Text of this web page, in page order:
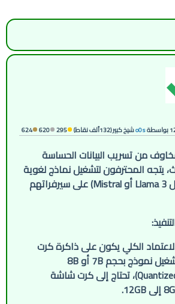
بواسطةo0sشيخ كبير(132ألف نقاط) 295
620
624
من تسريب البيانات الحساسة
يتجه المحترفون لتشغيل نماذج لغوية
مفتوحة المصدر (مثل Llama 3 أو Mistral) على سيرفراتهم
الكلي يكون على ذاكرة كرت
الشاشة (VRAM). لتشغيل نموذج بحجم 7B أو 8B
بمعمارية مُحسنة (Quantized)، تحتاج إلى كرت شاشة